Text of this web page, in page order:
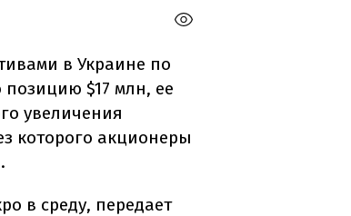
в Украине по
$17 млн, ее
увеличения
которого акционеры
в среду, передает